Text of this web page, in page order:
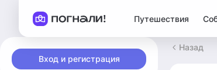
Путешествия
Вход и регистрация
Назад